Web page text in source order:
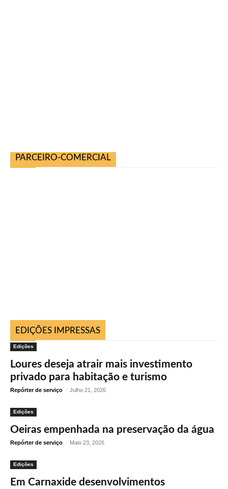
PARCEIRO-COMERCIAL
EDIÇÕES IMPRESSAS
Edições
Loures deseja atrair mais investimento
privado para habitação e turismo
Repórter de serviço - Julho 21, 2026
Edições
Oeiras empenhada na preservação da água
Repórter de serviço - Maio 23, 2026
Edições
Em Carnaxide desenvolvimentos